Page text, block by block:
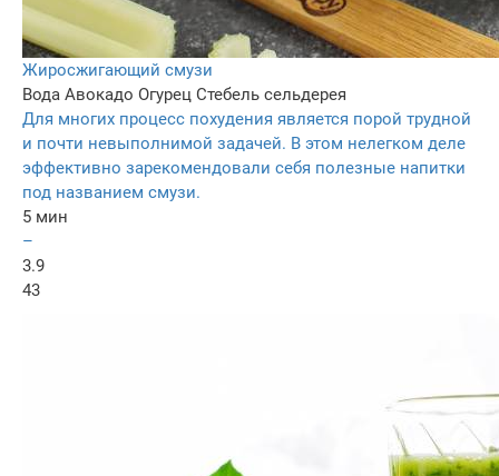
Жиросжигающий смузи
Вода Авокадо Огурец Стебель сельдерея
Для многих процесс похудения является порой трудной
и почти невыполнимой задачей. В этом нелегком деле
эффективно зарекомендовали себя полезные напитки
под названием смузи.
5 мин
–
3.9
43